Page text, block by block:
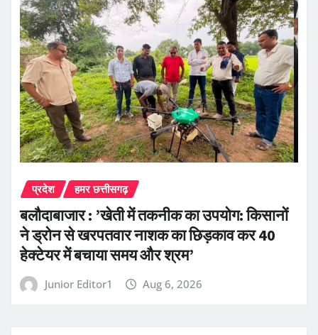
प्रदेश हमर छत्तीसगढ़
बलौदाबाजार : ’खेती में तकनीक का उपयोग: किसानों
ने ड्रोन से खरपतवार नाशक का छिड़काव कर 40
हेक्टेयर में बचाया समय और श्रम’
Junior Editor1 Aug 6, 2026